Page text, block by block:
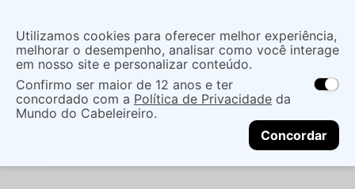
localização
As ofertas e opções de entrega variam de
acordo com a região.Não sei meu CEP
CONTINUAR
O que você procura?
Mãos e Pés
Cuidado Com As Mãos
ESMALTE ANA HICKMANN START 9ML
Utilizamos cookies para oferecer melhor experiência,
melhorar o desempenho, analisar como você interage
em nosso site e personalizar conteúdo.
Confirmo ser maior de 12 anos e ter
concordado com a Política de Privacidade da
Mundo do Cabeleireiro.
Concordar